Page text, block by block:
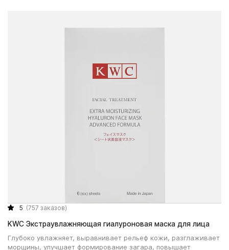
5 (757 заказов)
KWC Экстраувлажняющая гиалуроновая маска для лица
Глубоко увлажняет, выравнивает рельеф кожи, разглаживает
морщины, улучшает формирование загара, повышает